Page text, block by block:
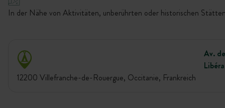
In der Nähe von Aktivitäten, unberührten oder historischen
Av.
12200 Villefranche-de-Rouergue, Occitanie, Frankreich